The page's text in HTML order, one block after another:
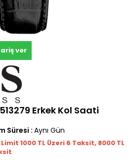
ver
Erkek Kol Saati
Süresi : Aynı Gün
1000 TL Üzeri 6 Taksit, 8000 TL